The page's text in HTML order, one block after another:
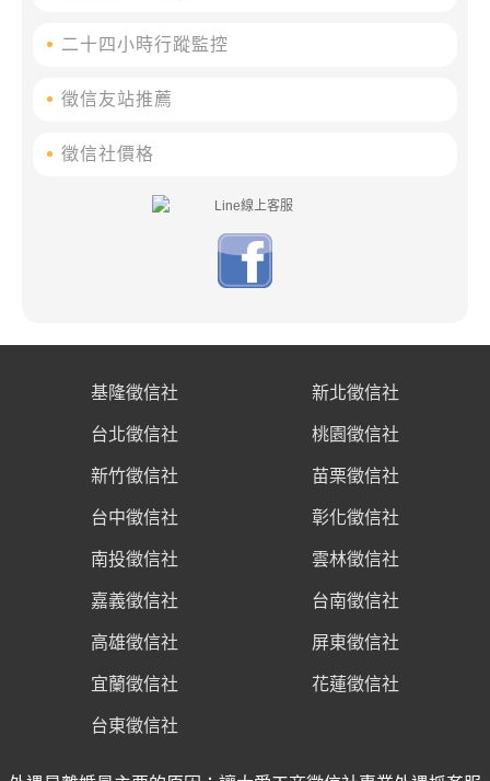
二十四小時行蹤監控
徵信友站推薦
徵信社價格
基隆徵信社 新北徵信社
台北徵信社 桃園徵信社
新竹徵信社 苗栗徵信社
台中徵信社 彰化徵信社
南投徵信社 雲林徵信社
嘉義徵信社 台南徵信社
高雄徵信社 屏東徵信社
宜蘭徵信社 花蓮徵信社
台東徵信社